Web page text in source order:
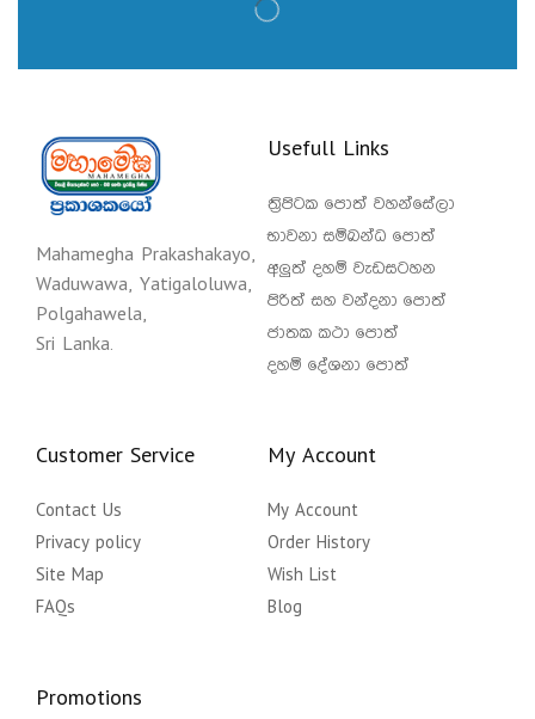
Mahamegha Prakashakayo,
Waduwawa, Yatigaloluwa,
Polgahawela,
Sri Lanka.
Usefull Links
ත්‍රිපිටක පොත් වහන්සේලා
භාවනා සම්බන්ධ පොත්
අලුත් දහම් වැඩසටහන
පිරිත් සහ වන්දනා පොත්
ජාතක කථා පොත්
දහම් දේශනා පොත්
Customer Service
Contact Us
Privacy policy
Site Map
FAQs
My Account
My Account
Order History
Wish List
Blog
Promotions